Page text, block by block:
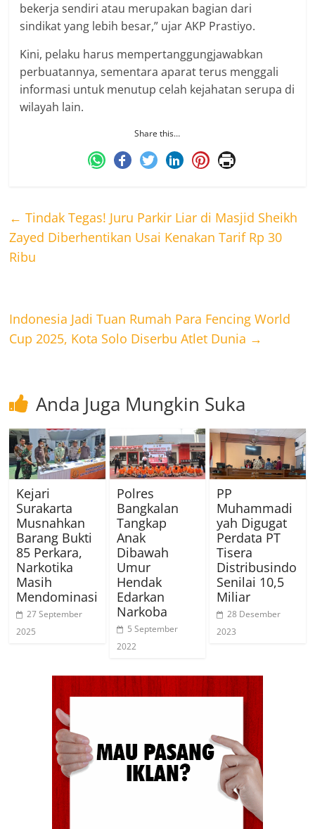
bekerja sendiri atau merupakan bagian dari
sindikat yang lebih besar,” ujar AKP Prastiyo.
Kini, pelaku harus mempertanggungjawabkan
perbuatannya, sementara aparat terus menggali
informasi untuk menutup celah kejahatan serupa di
wilayah lain.
Share this…
← Tindak Tegas! Juru Parkir Liar di Masjid Sheikh
Zayed Diberhentikan Usai Kenakan Tarif Rp 30
Ribu
Indonesia Jadi Tuan Rumah Para Fencing World
Cup 2025, Kota Solo Diserbu Atlet Dunia →
Anda Juga Mungkin Suka
Kejari
Surakarta
Musnahkan
Barang Bukti
85 Perkara,
Narkotika
Masih
Mendominasi
27 September
2025
Polres
Bangkalan
Tangkap
Anak
Dibawah
Umur
Hendak
Edarkan
Narkoba
5 September
2022
PP
Muhammadi
yah Digugat
Perdata PT
Tisera
Distribusindo
Senilai 10,5
Miliar
28 Desember
2023